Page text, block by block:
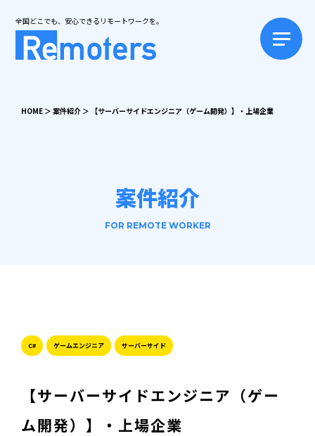
全国どこでも、安心できるリモートワークを。
HOME ＞ 案件紹介 ＞ 【サーバーサイドエンジニア（ゲーム開発）】・上場企業
案件紹介
FOR REMOTE WORKER
C# ゲームエンジニア サーバーサイド
【サーバーサイドエンジニア（ゲー
ム開発）】・上場企業